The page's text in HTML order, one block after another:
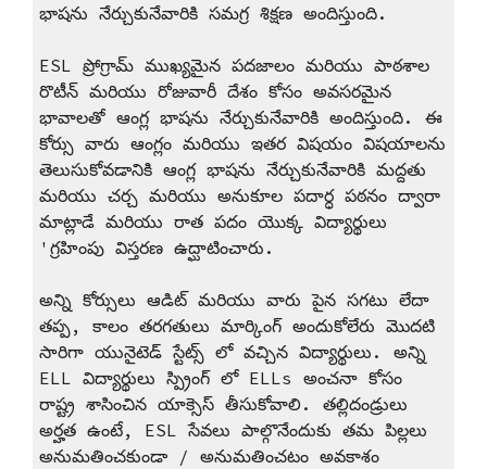
భాషను నేర్చుకునేవారికి సమగ్ర శిక్షణ అందిస్తుంది.
ESL ప్రోగ్రామ్ ముఖ్యమైన పదజాలం మరియు పాఠశాల
రొటీన్ మరియు రోజువారీ దేశం కోసం అవసరమైన
భావాలతో ఆంగ్ల భాషను నేర్చుకునేవారికి అందిస్తుంది. ఈ
కోర్సు వారు ఆంగ్లం మరియు ఇతర విషయం విషయాలను
తెలుసుకోవడానికి ఆంగ్ల భాషను నేర్చుకునేవారికి మద్దతు
మరియు చర్చ మరియు అనుకూల పదార్ధ పఠనం ద్వారా
మాట్లాడే మరియు రాత పదం యొక్క విద్యార్థులు
'గ్రహింపు విస్తరణ ఉద్ఘాటించారు.
అన్ని కోర్సులు ఆడిట్ మరియు వారు పైన సగటు లేదా
తప్ప, కాలం తరగతులు మార్కింగ్ అందుకోలేరు మొదటి
సారిగా యునైటెడ్ స్టేట్స్ లో వచ్చిన విద్యార్థులు. అన్ని
ELL విద్యార్థులు స్ప్రింగ్ లో ELLs అంచనా కోసం
రాష్ట్ర శాసించిన యాక్సెస్ తీసుకోవాలి. తల్లిదండ్రులు
అర్హత ఉంటే, ESL సేవలు పాల్గొనేందుకు తమ పిల్లలు
అనుమతించకుండా / అనుమతించటం అవకాశం